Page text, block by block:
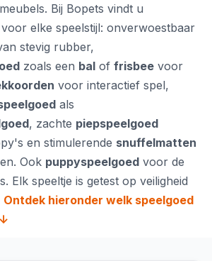
Bij Bopets vindt u
voor elke speelstijl: onverwoestbaar
stevig rubber,
zoals een bal of frisbee voor
voor interactief spel,
als
, zachte piepspeelgoed
en stimulerende snuffelmatten
Ook puppyspeelgoed voor de
Elk speeltje is getest op veiligheid
Ontdek hieronder welk speelgoed